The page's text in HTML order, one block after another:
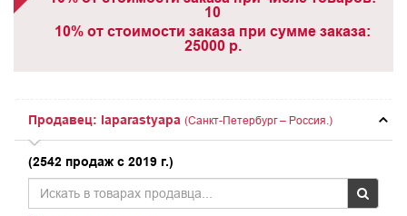
10
10% от стоимости заказа при сумме заказа:
25000 р.
Продавец: laparastyapa (Санкт-Петербург – Россия.)
(2542 продаж с 2019 г.)